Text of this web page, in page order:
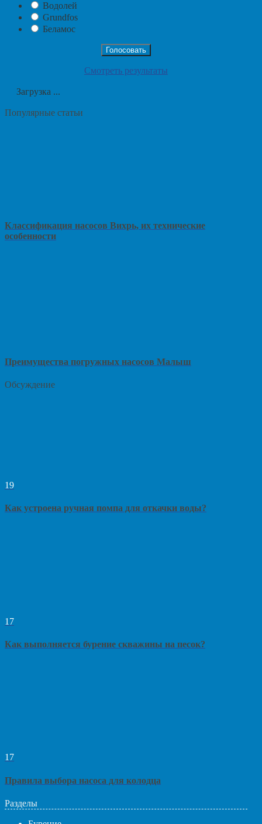
Водолей
Grundfos
Беламос
Смотреть результаты
Загрузка ...
Популярные статьи
Классификация насосов Вихрь, их технические
особенности
Преимущества погружных насосов Малыш
Обсуждение
19
Как устроена ручная помпа для откачки воды?
17
Как выполняется бурение скважины на песок?
17
Правила выбора насоса для колодца
Разделы